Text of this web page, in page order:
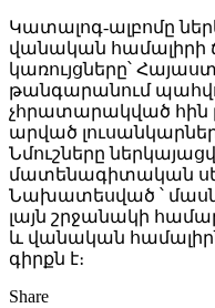
Կատալոգ-ալբոմը
վանական
կառույցները՝
թանգարանում
չհրատարակված հին
արված
Նմուշները
մատենագիտական
Նախատեսված ՝
լայն շրջանակի
և վանական
գիրքն է։
Share